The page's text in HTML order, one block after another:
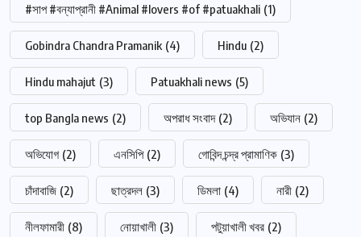
#সাপ #বন্যাপ্রানী #Animal #lovers #of #patuakhali (1)
Gobindra Chandra Pramanik (4) Hindu (2)
Hindu mahajut (3) Patuakhali news (5)
top Bangla news (2) অপরাধ সংবাদ (2) অভিযান (2)
অভিযোগ (2) এনসিপি (2) গোবিন্দ চন্দ্র প্রামাণিক (3)
চাঁদাবাজি (2) ছাত্রদল (3) ডিমলা (4) নারী (2)
নীলফামারী (8) নোয়াখালী (3) পটুয়াখালী খবর (2)